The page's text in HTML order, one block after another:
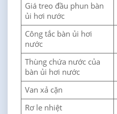
Giá treo đầu phun bàn
ủi hơi nước
Công tắc bàn ủi hơi
nước
Thùng chứa nước của
bàn ủi hơi nước
Van xả cặn
Rơ le nhiệt